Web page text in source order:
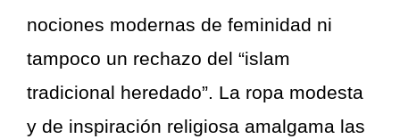
nociones modernas de feminidad ni
tampoco un rechazo del “islam
tradicional heredado”. La ropa modesta
y de inspiración religiosa amalgama las